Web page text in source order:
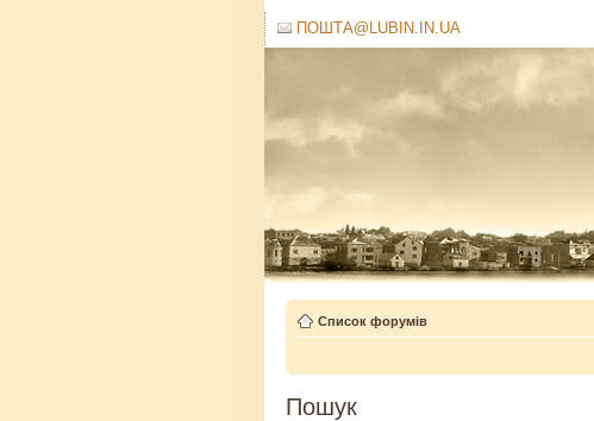
ПОШТА@LUBIN.IN.UA
Список форумів
Пошук